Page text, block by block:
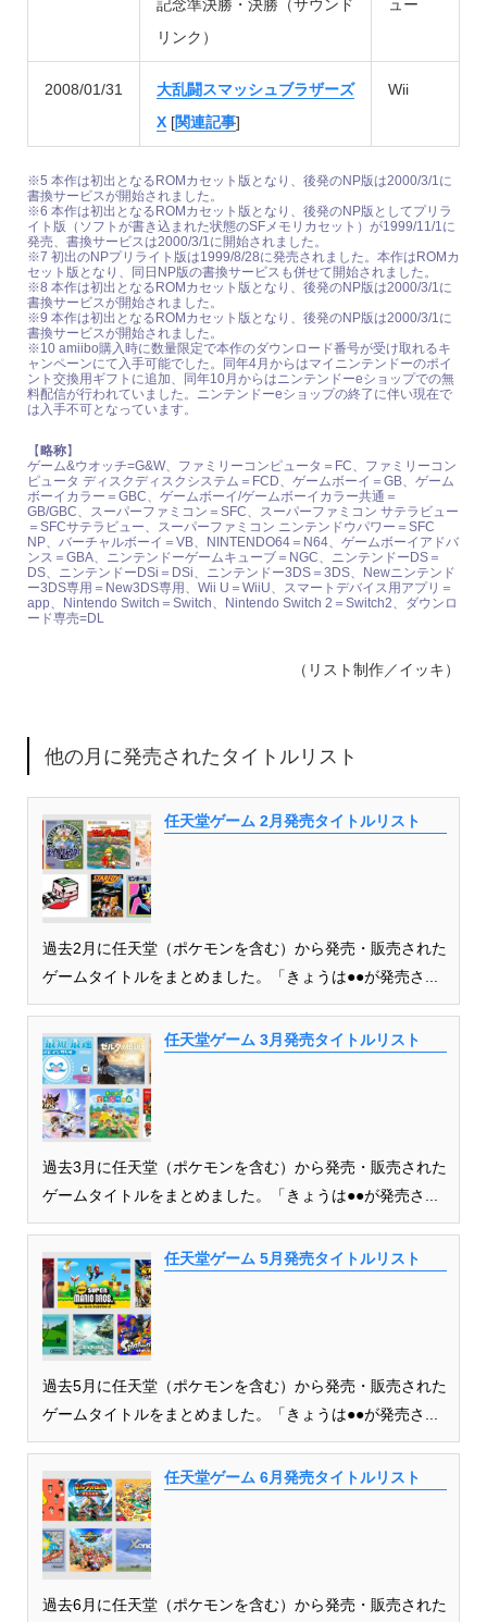
記念準決勝・決勝（サウンド
リンク）
ュー
2008/01/31
大乱闘スマッシュブラザーズ
X[関連記事]
Wii
※5 本作は初出となるROMカセット版となり、後発のNP版は2000/3/1に
書換サービスが開始されました。
※6 本作は初出となるROMカセット版となり、後発のNP版としてプリラ
イト版（ソフトが書き込まれた状態のSFメモリカセット）が1999/11/1に
発売、書換サービスは2000/3/1に開始されました。
※7 初出のNPプリライト版は1999/8/28に発売されました。本作はROMカ
セット版となり、同日NP版の書換サービスも併せて開始されました。
※8 本作は初出となるROMカセット版となり、後発のNP版は2000/3/1に
書換サービスが開始されました。
※9 本作は初出となるROMカセット版となり、後発のNP版は2000/3/1に
書換サービスが開始されました。
※10 amiibo購入時に数量限定で本作のダウンロード番号が受け取れるキ
ャンペーンにて入手可能でした。同年4月からはマイニンテンドーのポイ
ント交換用ギフトに追加、同年10月からはニンテンドーeショップでの無
料配信が行われていました。ニンテンドーeショップの終了に伴い現在で
は入手不可となっています。
【 略称】
ゲーム&ウオッチ=G&W、ファミリーコンピュータ＝FC、ファミリーコン
ピュータ ディスクディスクシステム＝FCD、ゲームボーイ＝GB、ゲーム
ボーイカラー＝GBC、ゲームボーイ/ゲームボーイカラー共通＝
GB/GBC、スーパーファミコン＝SFC、スーパーファミコン サテラビュー
＝SFCサテラビュー、スーパーファミコン ニンテンドウパワー＝SFC
NP、バーチャルボーイ＝VB、NINTENDO64＝N64、ゲームボーイアドバ
ンス＝GBA、ニンテンドーゲームキューブ＝NGC、ニンテンドーDS＝
DS、ニンテンドーDSi＝DSi、ニンテンドー3DS＝3DS、Newニンテンド
ー3DS専用＝New3DS専用、Wii U＝WiiU、スマートデバイス用アプリ＝
app、Nintendo Switch＝Switch、Nintendo Switch 2＝Switch2、ダウンロ
ード専売=DL
（リスト制作／イッキ）
他の月に発売されたタイトルリスト
任天堂ゲーム 2月発売タイトルリスト
過去2月に任天堂（ポケモンを含む）から発売・販売された
ゲームタイトルをまとめました。「きょうは●●が発売さ...
任天堂ゲーム 3月発売タイトルリスト
過去3月に任天堂（ポケモンを含む）から発売・販売された
ゲームタイトルをまとめました。「きょうは●●が発売さ...
任天堂ゲーム 5月発売タイトルリスト
過去5月に任天堂（ポケモンを含む）から発売・販売された
ゲームタイトルをまとめました。「きょうは●●が発売さ...
任天堂ゲーム 6月発売タイトルリスト
過去6月に任天堂（ポケモンを含む）から発売・販売された